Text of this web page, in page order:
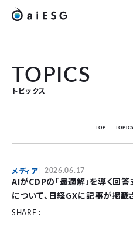
TOPICS
トピックス
TOP TOPICS
メディア 2026.06.17
AIがCDPの「最適解」を導く回
について、日経GXに記事が掲載
SHARE :